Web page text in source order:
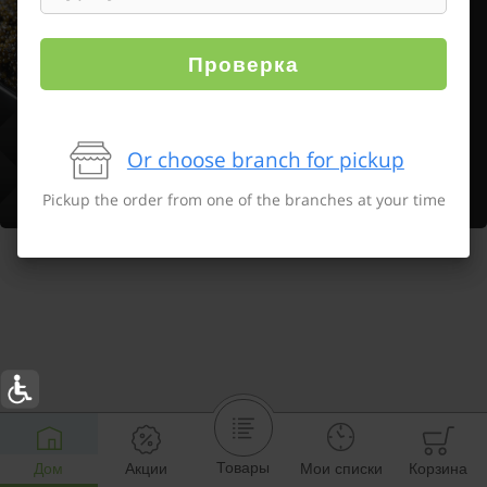
Дом Акции Товары Мои списки Корзина
Проверка
Or choose branch for pickup
Pickup the order from one of the branches at your time